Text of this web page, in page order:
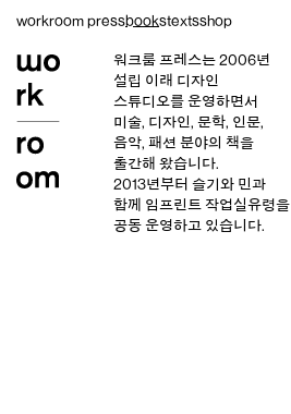
workroom pressbookstextsshop
워크룸 프레스는 2006년
설립 이래 디자인
스튜디오를 운영하면서
미술, 디자인, 문학, 인문,
음악, 패션 분야의 책을
출간해 왔습니다.
2013년부터 슬기와 민과
함께 임프린트 작업실유령을
공동 운영하고 있습니다.